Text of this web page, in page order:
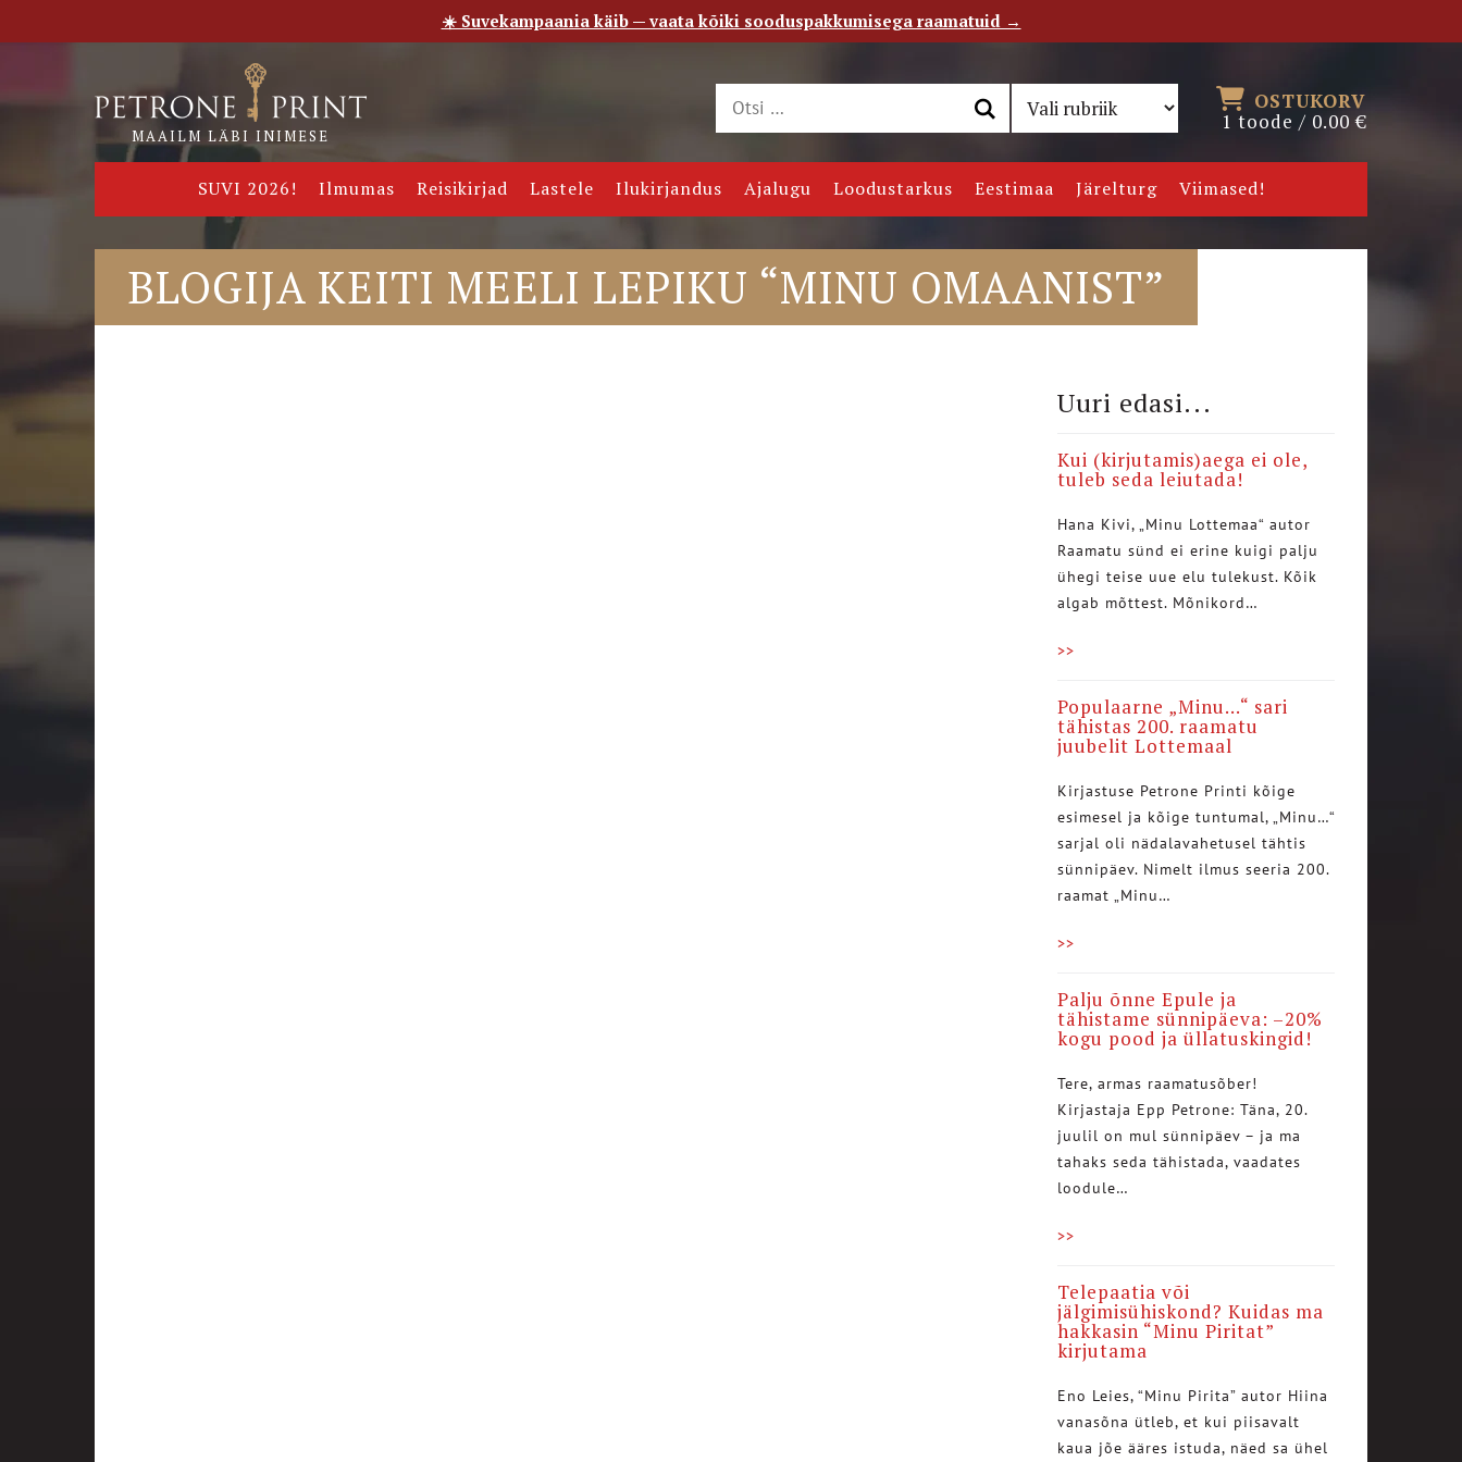
Meie saade Kontakt
MAAILM LÄBI INIMESE
OSTUKORV
1 toode / 0.00€
SUVI 2026! Ilmumas Reisikirjad Lastele Ilukirjandus Ajalugu Loodustarkus Eestimaa Järelturg Viimased!
BLOGIJA KEITI MEELI LEPIKU “MINU OMAANIST”
Uuri edasi...
Kui (kirjutamis)aega ei ole,
tuleb seda leiutada!
Hana Kivi, „Minu Lottemaa“ autor
Raamatu sünd ei erine kuigi palju
ühegi teise uue elu tulekust. Kõik
algab mõttest. Mõnikord…
>>
Populaarne „Minu…“ sari
tähistas 200. raamatu
juubelit Lottemaal
Kirjastuse Petrone Printi kõige
esimesel ja kõige tuntumal, „Minu…“
sarjal oli nädalavahetusel tähtis
sünnipäev. Nimelt ilmus seeria 200.
raamat „Minu…
>>
Palju õnne Epule ja
tähistame sünnipäeva: –20%
kogu pood ja üllatuskingid!
Tere, armas raamatusõber!
Kirjastaja Epp Petrone: Täna, 20.
juulil on mul sünnipäev – ja ma
tahaks seda tähistada, vaadates
loodule…
>>
Telepaatia või
jälgimisühiskond? Kuidas ma
hakkasin “Minu Piritat”
kirjutama
Eno Leies, “Minu Pirita” autor Hiina
vanasõna ütleb, et kui piisavalt
kaua jõe ääres istuda, näed sa ühel
☀️ Suvekampaania käib — vaata kõiki sooduspakkumisega raamatuid →